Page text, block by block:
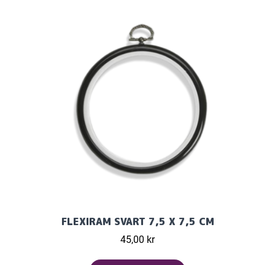
FLEXIRAM SVART 7,5 X 7,5 CM
45,00 kr